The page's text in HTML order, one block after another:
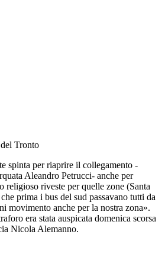
Tronto
spinta per riaprire il collegamento -
Aleandro Petrucci- anche per
religioso riveste per quelle zone (Santa
prima i bus del sud passavano tutti da
movimento anche per la nostra zona».
era stata auspicata domenica scorsa
Nicola Alemanno.